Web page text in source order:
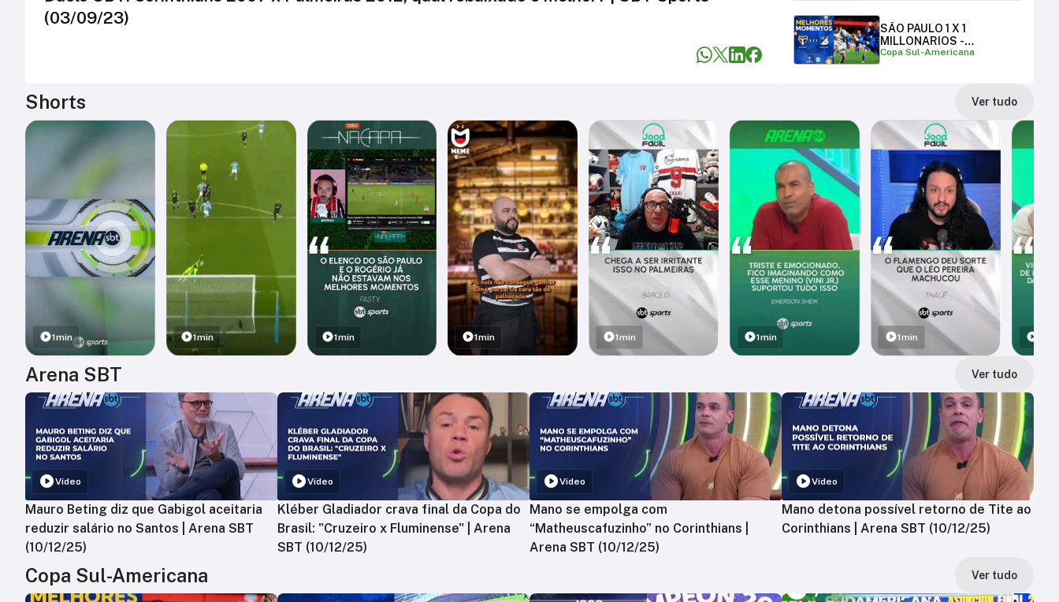
(03/09/23)
SÃO PAULO 1 X 1
MILLONARIOS -
MELHORES MOMENTOS |
Copa Sul-Americana
Shorts Ver tudo
1min 1min 1min 1min 1min 1min 1min
Arena SBT Ver tudo
Vídeo
Mauro Beting diz que Gabigol aceitaria
reduzir salário no Santos | Arena SBT
(10/12/25)
Vídeo
Kléber Gladiador crava final da Copa do
Brasil: "Cruzeiro x Fluminense" | Arena
SBT (10/12/25)
Vídeo
Mano se empolga com
“Matheuscafuzinho” no Corinthians |
Arena SBT (10/12/25)
Vídeo
Mano detona possível retorno de Tite ao
Corinthians | Arena SBT (10/12/25)
Copa Sul-Americana Ver tudo